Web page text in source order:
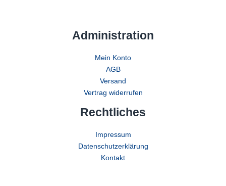
Administration
Mein Konto
AGB
Versand
Vertrag widerrufen
Rechtliches
Impressum
Datenschutzerklärung
Kontakt